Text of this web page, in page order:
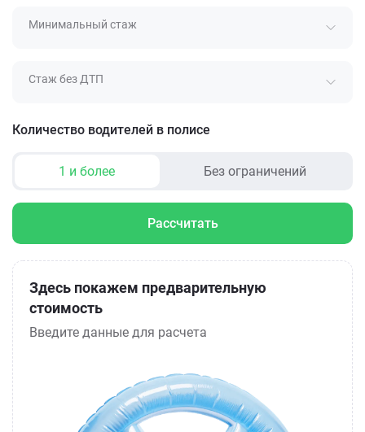
Минимальный стаж
Стаж без ДТП
Количество водителей в полисе
1 и более Без ограничений
Рассчитать
Здесь покажем предварительную
стоимость
Введите данные для расчета